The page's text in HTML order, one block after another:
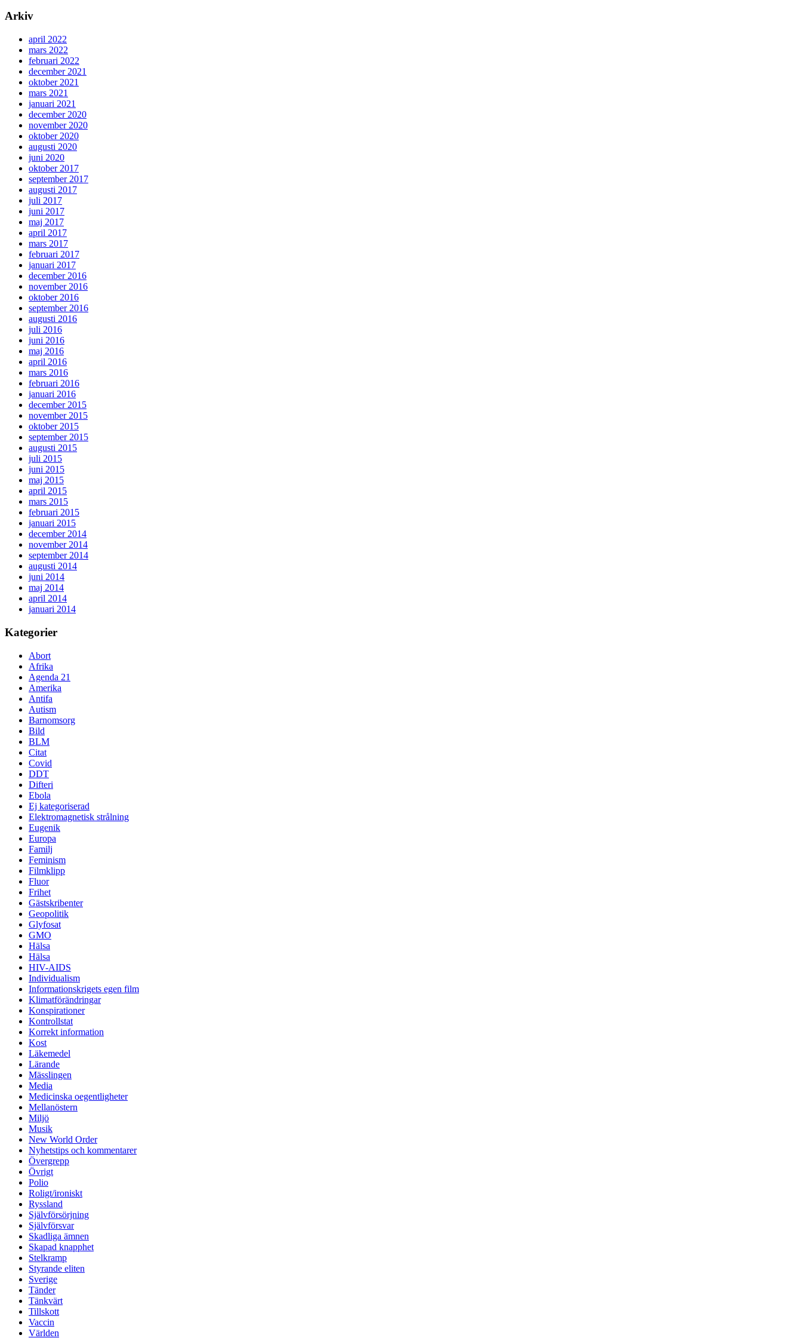
Arkiv
april 2022
mars 2022
februari 2022
december 2021
oktober 2021
mars 2021
januari 2021
december 2020
november 2020
oktober 2020
augusti 2020
juni 2020
oktober 2017
september 2017
augusti 2017
juli 2017
juni 2017
maj 2017
april 2017
mars 2017
februari 2017
januari 2017
december 2016
november 2016
oktober 2016
september 2016
augusti 2016
juli 2016
juni 2016
maj 2016
april 2016
mars 2016
februari 2016
januari 2016
december 2015
november 2015
oktober 2015
september 2015
augusti 2015
juli 2015
juni 2015
maj 2015
april 2015
mars 2015
februari 2015
januari 2015
december 2014
november 2014
september 2014
augusti 2014
juni 2014
maj 2014
april 2014
januari 2014
Kategorier
Abort
Afrika
Agenda 21
Amerika
Antifa
Autism
Barnomsorg
Bild
BLM
Citat
Covid
DDT
Difteri
Ebola
Ej kategoriserad
Elektromagnetisk strålning
Eugenik
Europa
Familj
Feminism
Filmklipp
Fluor
Frihet
Gästskribenter
Geopolitik
Glyfosat
GMO
Hälsa
Hälsa
HIV-AIDS
Individualism
Informationskrigets egen film
Klimatförändringar
Konspirationer
Kontrollstat
Korrekt information
Kost
Läkemedel
Lärande
Mässlingen
Media
Medicinska oegentligheter
Mellanöstern
Miljö
Musik
New World Order
Nyhetstips och kommentarer
Övergrepp
Övrigt
Polio
Roligt/ironiskt
Ryssland
Självförsörjning
Självförsvar
Skadliga ämnen
Skapad knapphet
Stelkramp
Styrande eliten
Sverige
Tänder
Tänkvärt
Tillskott
Vaccin
Världen